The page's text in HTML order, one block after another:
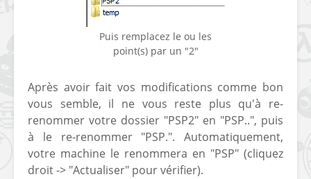
Puis remplacez le ou les
point(s) par un "2"
Après avoir fait vos modifications comme bon
vous semble, il ne vous reste plus qu'à re-
renommer votre dossier "PSP2" en "PSP..", puis
à le re-renommer "PSP.". Automatiquement,
votre machine le renommera en "PSP" (cliquez
droit -> "Actualiser" pour vérifier).